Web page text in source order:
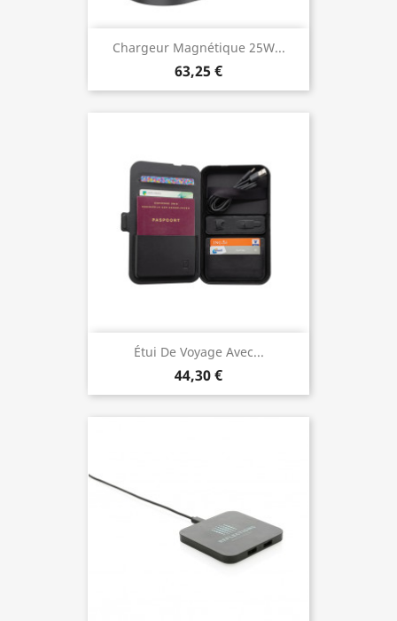
Chargeur Magnétique 25W...
63,25 €
Étui De Voyage Avec...
44,30 €